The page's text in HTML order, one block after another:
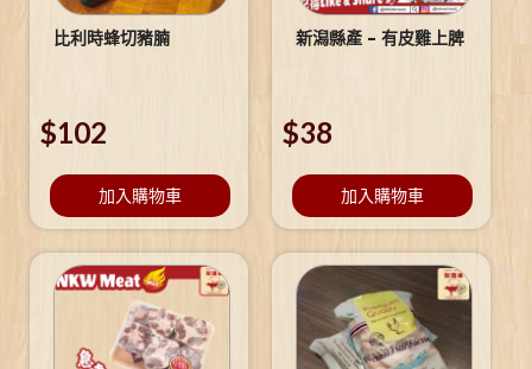
比利時蜂切豬腩
$102
加入購物車
新潟縣產 – 有皮雞上脾
$38
加入購物車